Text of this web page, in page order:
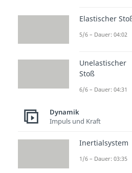
Kraft
Elastischer
5/6 – Dauer: 04:02
Unelastischer
Stoß
6/6 – Dauer: 04:31
Dynamik
Impuls und Kraft
Inertialsystem
1/6 – Dauer: 03:35